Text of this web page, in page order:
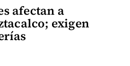
afectan a
exigen